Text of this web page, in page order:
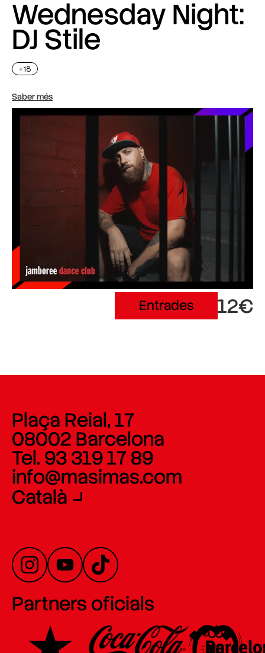
Wednesday Night:
DJ Stile
+18
Saber més
Entrades 12€
Plaça Reial, 17
08002 Barcelona
Tel. 93 319 17 89
info@masimas.com
Català
Partners oficials